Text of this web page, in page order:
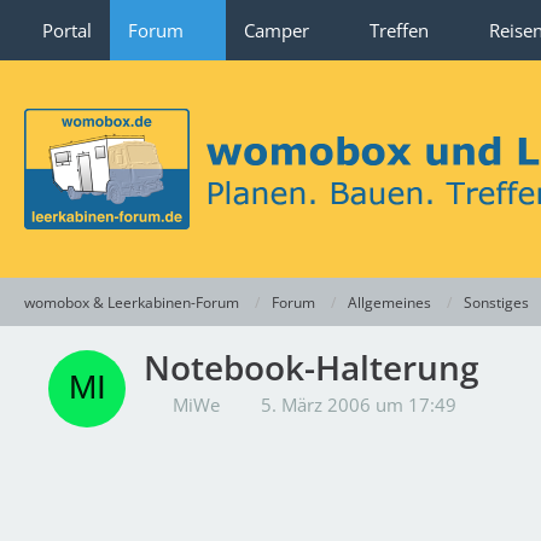
Portal Forum Camper Treffen
womobox & Leerkabinen-Forum Forum Allgemeines Sonstiges
Notebook-Halterung
MiWe 5. März 2006 um 17:49